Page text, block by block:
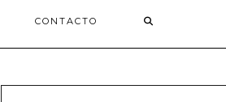
CONTACTO